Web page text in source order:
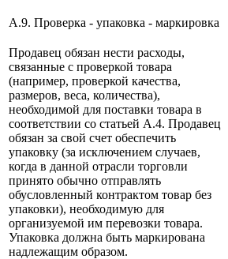
A.9. Проверка - упаковка - маркировка
Продавец обязан нести расходы,
связанные с проверкой товара
(например, проверкой качества,
размеров, веса, количества),
необходимой для поставки товара в
соответствии со статьей А.4. Продавец
обязан за свой счет обеспечить
упаковку (за исключением случаев,
когда в данной отрасли торговли
принято обычно отправлять
обусловленный контрактом товар без
упаковки), необходимую для
организуемой им перевозки товара.
Упаковка должна быть маркирована
надлежащим образом.